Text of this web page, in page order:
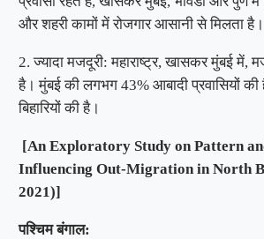
और शहरी कामों में रोजगार आसानी से मिलता है।
2. ज्यादा मजदूरी: महाराष्ट्र, खासकर मुंबई में,
है। मुंबई की लगभग 43% आबादी प्रवासियों की
बिहारियों की है।
[An Exploratory Study on Pattern
Influencing Out-Migration in North
2021)]
पश्चिम बंगाल: